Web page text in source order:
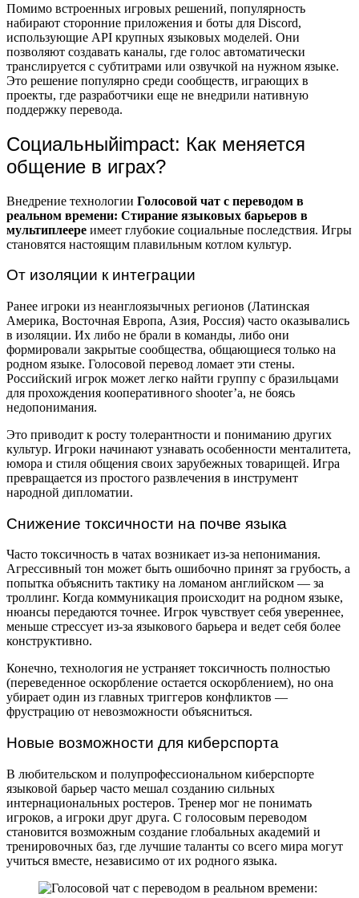
Помимо встроенных игровых решений, популярность
набирают сторонние приложения и боты для Discord,
использующие API крупных языковых моделей. Они
позволяют создавать каналы, где голос автоматически
транслируется с субтитрами или озвучкой на нужном языке.
Это решение популярно среди сообществ, играющих в
проекты, где разработчики еще не внедрили нативную
поддержку перевода.
Социальныйimpact: Как меняется
общение в играх?
Внедрение технологии Голосовой чат с переводом в
реальном времени: Стирание языковых барьеров в
мультиплеере имеет глубокие социальные последствия. Игры
становятся настоящим плавильным котлом культур.
От изоляции к интеграции
Ранее игроки из неанглоязычных регионов (Латинская
Америка, Восточная Европа, Азия, Россия) часто оказывались
в изоляции. Их либо не брали в команды, либо они
формировали закрытые сообщества, общающиеся только на
родном языке. Голосовой перевод ломает эти стены.
Российский игрок может легко найти группу с бразильцами
для прохождения кооперативного shooter’а, не боясь
недопонимания.
Это приводит к росту толерантности и пониманию других
культур. Игроки начинают узнавать особенности менталитета,
юмора и стиля общения своих зарубежных товарищей. Игра
превращается из простого развлечения в инструмент
народной дипломатии.
Снижение токсичности на почве языка
Часто токсичность в чатах возникает из-за непонимания.
Агрессивный тон может быть ошибочно принят за грубость, а
попытка объяснить тактику на ломаном английском — за
троллинг. Когда коммуникация происходит на родном языке,
нюансы передаются точнее. Игрок чувствует себя увереннее,
меньше стрессует из-за языкового барьера и ведет себя более
конструктивно.
Конечно, технология не устраняет токсичность полностью
(переведенное оскорбление остается оскорблением), но она
убирает один из главных триггеров конфликтов —
фрустрацию от невозможности объясниться.
Новые возможности для киберспорта
В любительском и полупрофессиональном киберспорте
языковой барьер часто мешал созданию сильных
интернациональных ростеров. Тренер мог не понимать
игроков, а игроки друг друга. С голосовым переводом
становится возможным создание глобальных академий и
тренировочных баз, где лучшие таланты со всего мира могут
учиться вместе, независимо от их родного языка.